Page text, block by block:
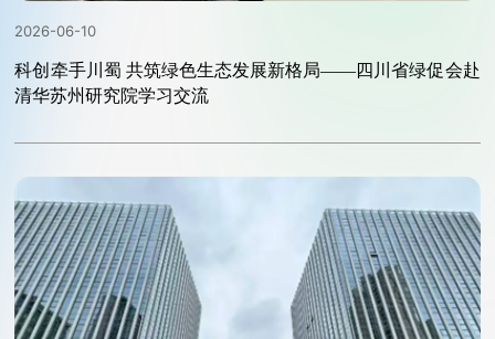
2026-06-10
科创牵手川蜀 共筑绿色生态发展新格局——四川省绿促会赴
清华苏州研究院学习交流